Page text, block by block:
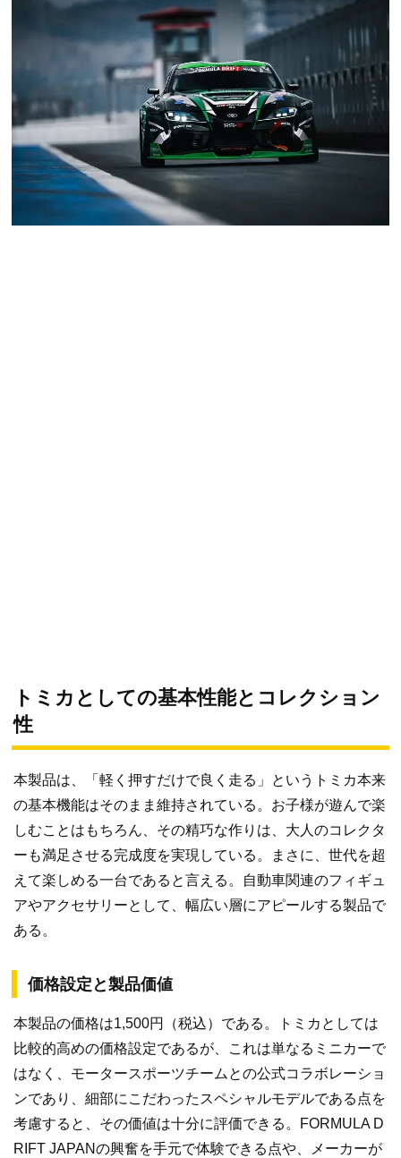
トミカとしての基本性能とコレクション
性
本製品は、「軽く押すだけで良く走る」というトミカ本来
の基本機能はそのまま維持されている。お子様が遊んで楽
しむことはもちろん、その精巧な作りは、大人のコレクタ
ーも満足させる完成度を実現している。まさに、世代を超
えて楽しめる一台であると言える。自動車関連のフィギュ
アやアクセサリーとして、幅広い層にアピールする製品で
ある。
価格設定と製品価値
本製品の価格は1,500円（税込）である。トミカとしては
比較的高めの価格設定であるが、これは単なるミニカーで
はなく、モータースポーツチームとの公式コラボレーショ
ンであり、細部にこだわったスペシャルモデルである点を
考慮すると、その価値は十分に評価できる。FORMULA D
RIFT JAPANの興奮を手元で体験できる点や、メーカーが